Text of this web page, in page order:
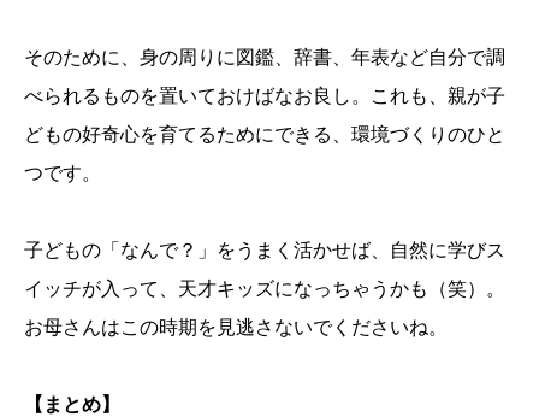
そのために、身の周りに図鑑、辞書、年表など自分で調
べられるものを置いておけばなお良し。これも、親が子
どもの好奇心を育てるためにできる、環境づくりのひと
つです。
子どもの「なんで？」をうまく活かせば、自然に学びス
イッチが入って、天才キッズになっちゃうかも（笑）。
お母さんはこの時期を見逃さないでくださいね。
【まとめ】